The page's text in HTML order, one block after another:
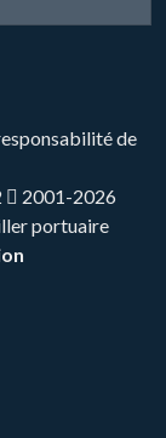
de
2001-2026
portuaire